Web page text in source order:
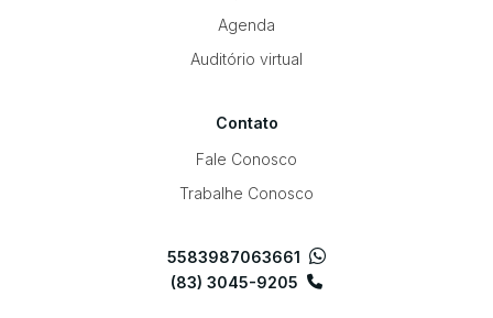
Agenda
Auditório virtual
Contato
Fale Conosco
Trabalhe Conosco
5583987063661
(83) 3045-9205